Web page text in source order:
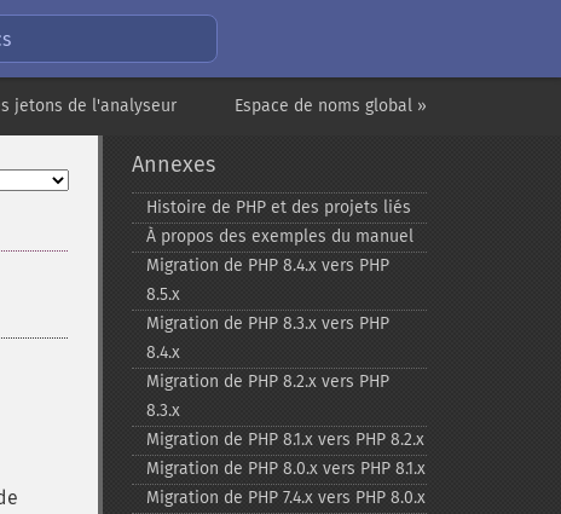
Espace de noms global »
jetons de l'analyseur
Annexes
Histoire de PHP et des projets liés
À propos des exemples du manuel
Migration de PHP 8.4.x vers PHP
8.5.x
Migration de PHP 8.3.x vers PHP
8.4.x
Migration de PHP 8.2.x vers PHP
8.3.x
Migration de PHP 8.1.x vers PHP 8.2.x
Migration de PHP 8.0.x vers PHP 8.1.x
Migration de PHP 7.4.x vers PHP 8.0.x